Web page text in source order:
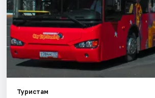
Туристам